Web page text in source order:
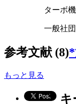
ターボ
一般社
参考文献 (8)
もっと見る
キ